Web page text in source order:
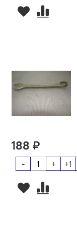
188 ₽
- + +1